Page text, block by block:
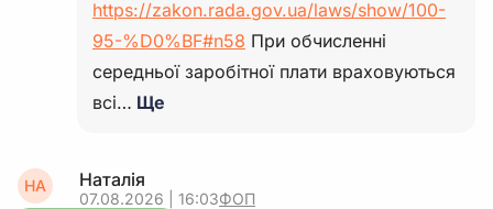
https://zakon.rada.gov.ua/laws/show/100-
95-%D0%BF#n58 При обчисленні
середньої заробітної плати враховуються
всі… Ще
НА Наталія
07.08.2026 | 16:03ФОП